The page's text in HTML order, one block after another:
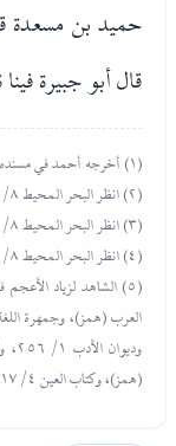
حميد بن مسعدة
قال أبو جبيرة
(١) أخرجه أحمد في مسنده ٢/ ١٥٩، ١٦٠.
(٢) انظر البحر المحيط ٨/ ١١١.
(٣) انظر البحر المحيط ٨/ ١١١.
(٤) انظر البحر المحيط ٨/ ١١١.
(همز)، وكتاب العين ٤/ ١٧.